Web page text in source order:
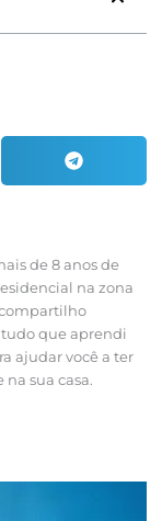
de 8 anos de
na zona
tudo que aprendi
ajudar você a ter
sua casa.